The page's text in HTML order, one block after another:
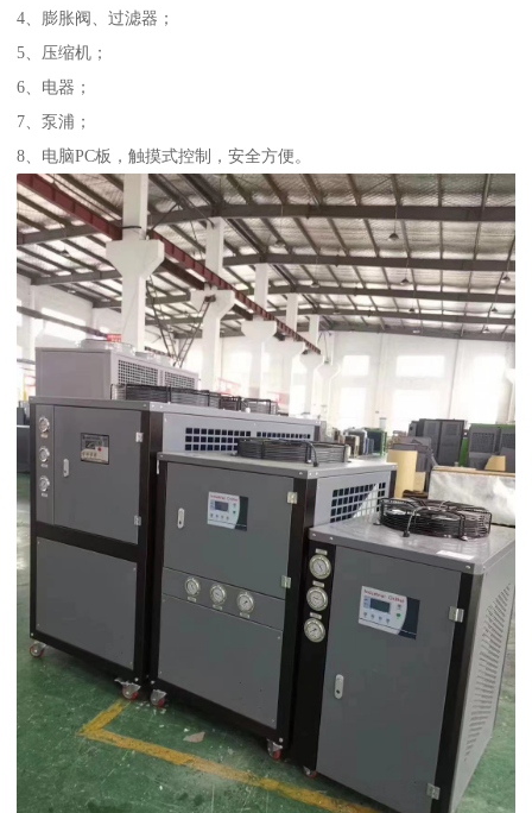
4、膨胀阀、过滤器；
5、压缩机；
6、电器；
7、泵浦；
8、电脑PC板，触摸式控制，安全方便。